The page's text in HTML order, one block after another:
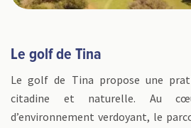
Le golf de Tina
Le golf de Tina propose une
citadine et naturelle. Au
d’environnement verdoyant, le